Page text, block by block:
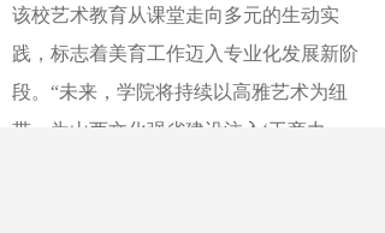
该校艺术教育从课堂走向多元的生动实
践，标志着美育工作迈入专业化发展新阶
段。“未来，学院将持续以高雅艺术为纽
带，为山西文化强省建设注入‘工商力